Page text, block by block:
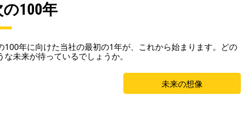
の100年
100年に向けた当社の最初の1年が、これから始まります。どの
な未来が待っているでしょうか。
未来の想像